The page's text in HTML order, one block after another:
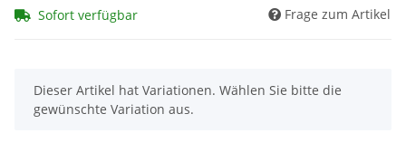
Sofort verfügbar Frage zum Artikel
x
Dieser Artikel hat Variationen. Wählen Sie bitte die
gewünschte Variation aus.